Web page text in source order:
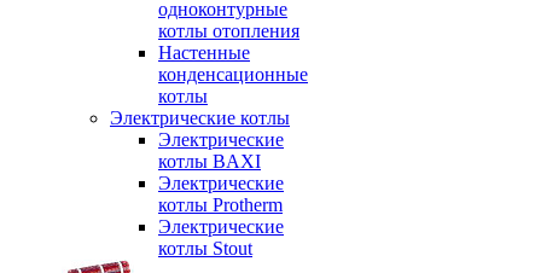
одноконтурные
котлы отопления
Настенные
конденсационные
котлы
Электрические котлы
Электрические
котлы BAXI
Электрические
котлы Protherm
Электрические
котлы Stout